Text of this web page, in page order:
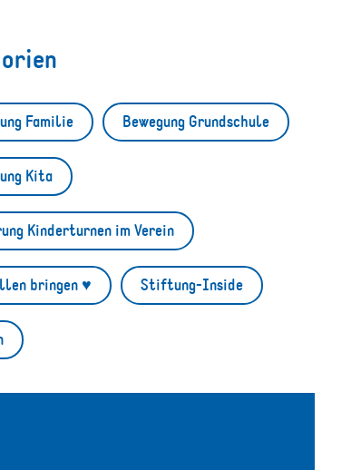
Familie Bewegung Grundschule
Kita
Kinderturnen im Verein
bringen ♥ Stiftung-Inside